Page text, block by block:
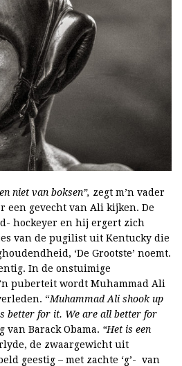
niet van boksen”, zegt m’n vader
een gevecht van Ali kijken. De
hockeyer en hij ergert zich
van de pugilist uit Kentucky die
‘De Grootste’ noemt.
In de onstuimige
puberteit wordt Muhammad Ali
“Muhammad Ali shook up
better for it. We are all better for
Barack Obama. “Het is een
de zwaargewicht uit
geestig – met zachte ‘g’- van